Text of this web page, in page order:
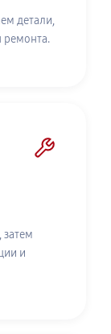
детали,
ремонта.
и